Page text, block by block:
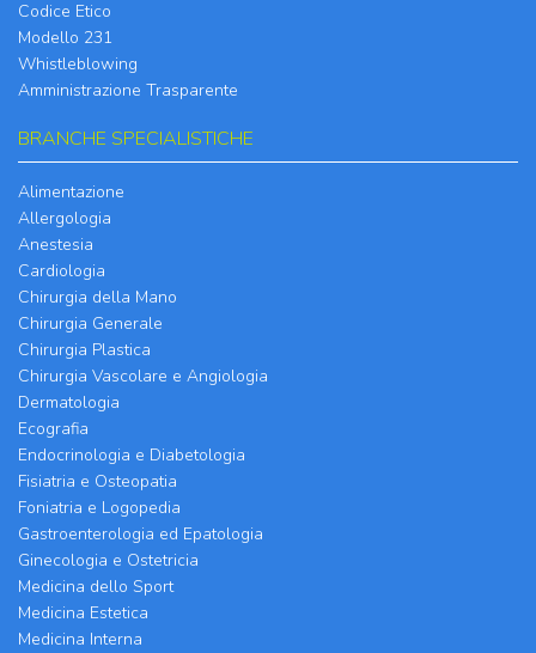
Codice Etico
Modello 231
Whistleblowing
Amministrazione Trasparente
BRANCHE SPECIALISTICHE
Alimentazione
Allergologia
Anestesia
Cardiologia
Chirurgia della Mano
Chirurgia Generale
Chirurgia Plastica
Chirurgia Vascolare e Angiologia
Dermatologia
Ecografia
Endocrinologia e Diabetologia
Fisiatria e Osteopatia
Foniatria e Logopedia
Gastroenterologia ed Epatologia
Ginecologia e Ostetricia
Medicina dello Sport
Medicina Estetica
Medicina Interna